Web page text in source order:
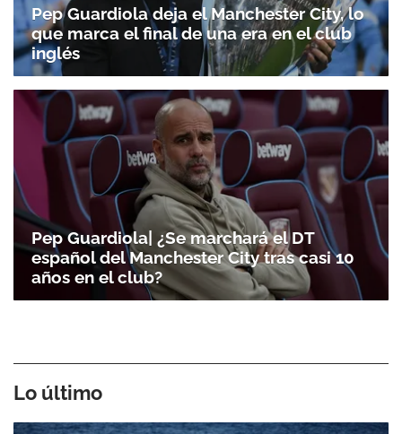
Pep Guardiola deja el Manchester City, lo
que marca el final de una era en el club
inglés
Pep Guardiola| ¿Se marchará el DT
español del Manchester City tras casi 10
años en el club?
Lo último